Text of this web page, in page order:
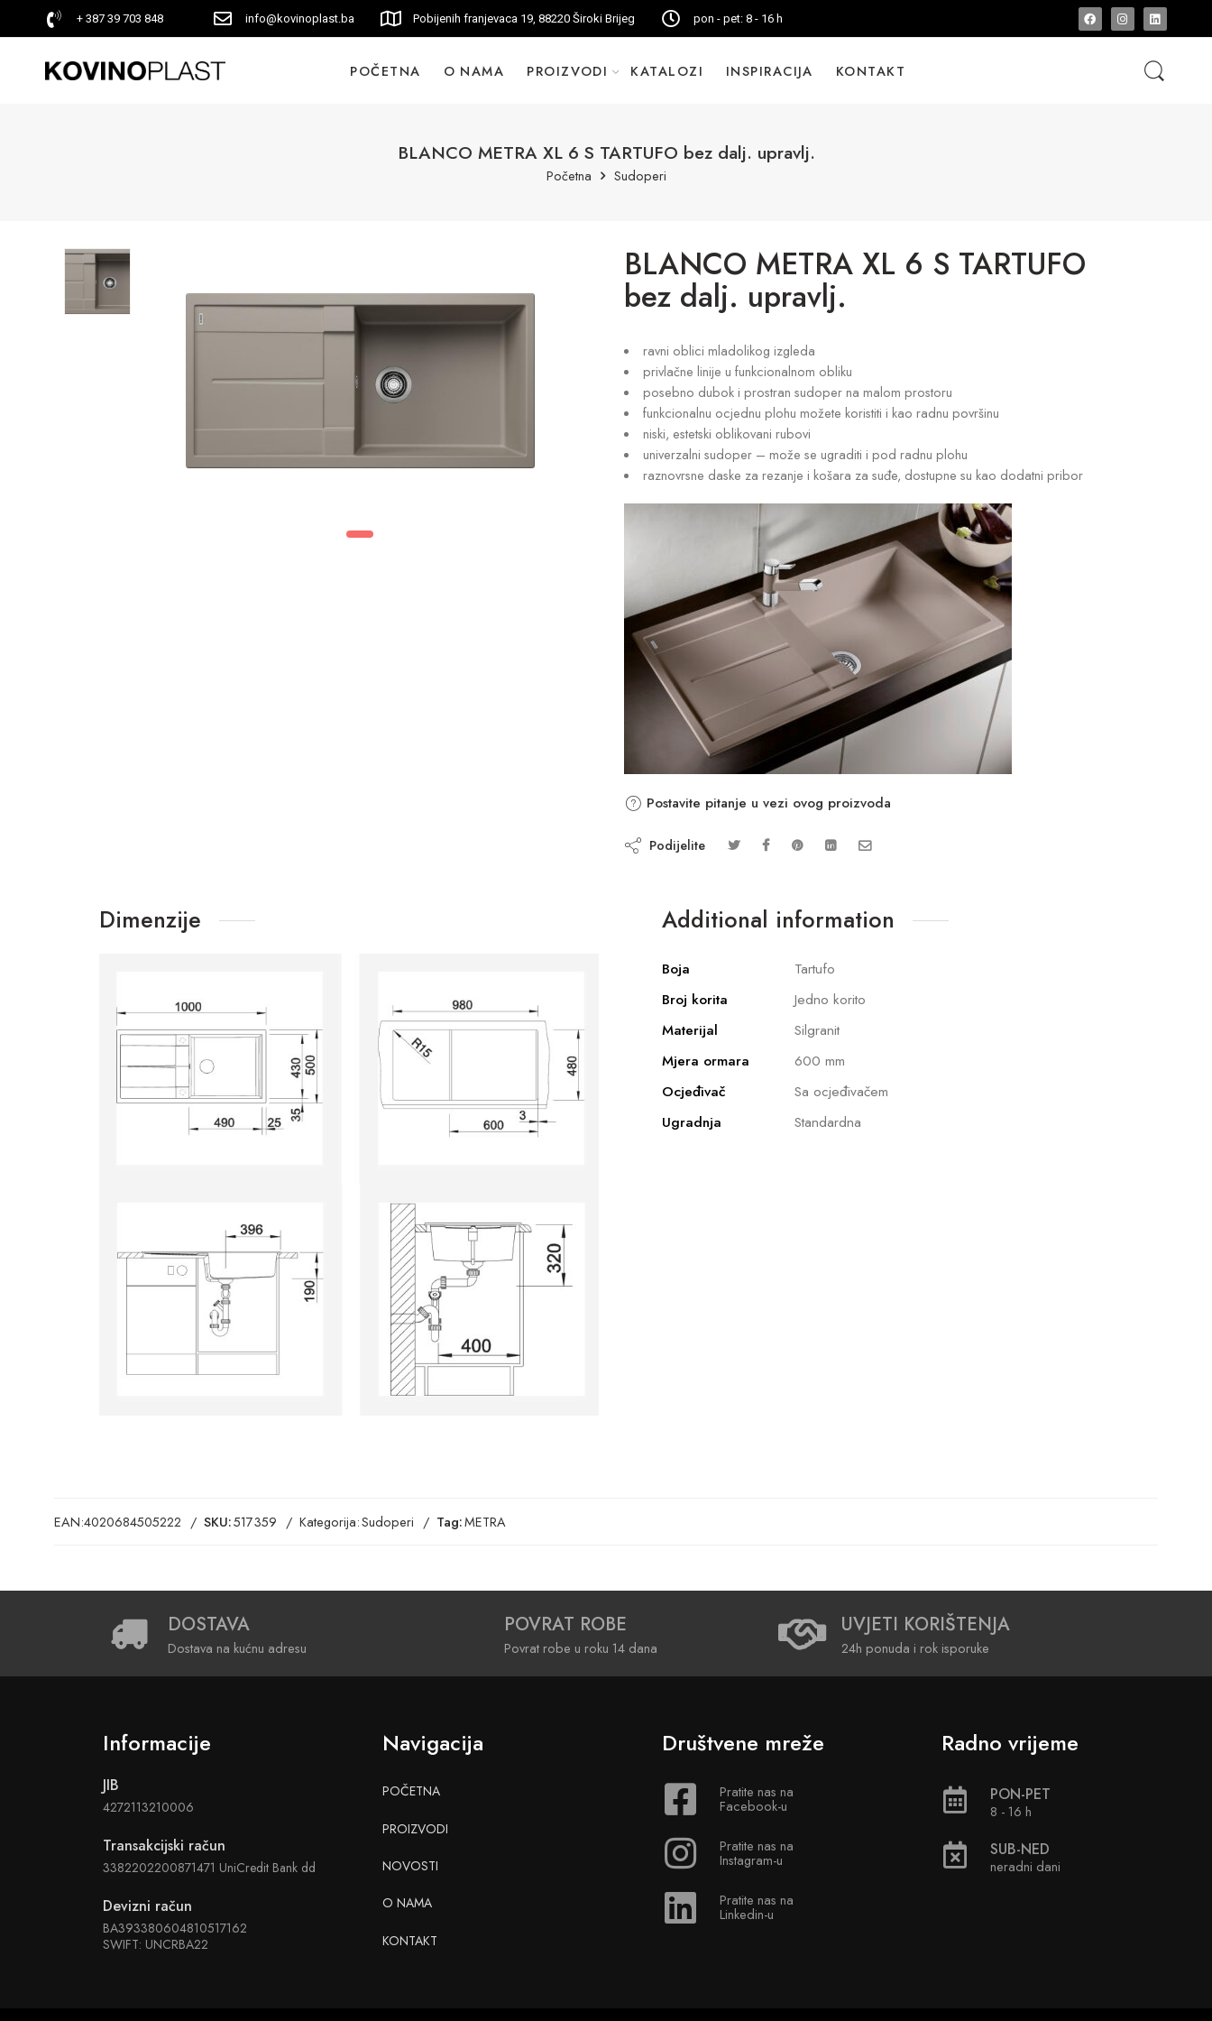
+ 387 39 703 848 info@kovinoplast.ba Pobijenih franjevaca 19, 88220 Široki Brijeg pon - pet: 8 - 16 h
POČETNA O NAMA PROIZVODI KATALOZI INSPIRACIJA KONTAKT
BLANCO METRA XL 6 S TARTUFO bez dalj. upravlj.
Početna Sudoperi
BLANCO METRA XL 6 S TARTUFO
bez dalj. upravlj.
ravni oblici mladolikog izgleda
privlačne linije u funkcionalnom obliku
posebno dubok i prostran sudoper na malom prostoru
funkcionalnu ocjednu plohu možete koristiti i kao radnu površinu
niski, estetski oblikovani rubovi
univerzalni sudoper – može se ugraditi i pod radnu plohu
raznovrsne daske za rezanje i košara za suđe, dostupne su kao dodatni pribor
Postavite pitanje u vezi ovog proizvoda
Podijelite
Dimenzije Additional information
Boja
Tartufo
Broj korita
Jedno korito
Materijal
Silgranit
Mjera ormara
600 mm
Ocjeđivač
Sa ocjeđivačem
Ugradnja
Standardna
EAN:4020684505222 SKU:517359 Kategorija:Sudoperi Tag:METRA
DOSTAVA
Dostava na kućnu adresu
POVRAT ROBE
Povrat robe u roku 14 dana
UVJETI KORIŠTENJA
24h ponuda i rok isporuke
Informacije
JIB
4272113210006
Transakcijski račun
3382202200871471 UniCredit Bank dd
Devizni račun
BA393380604810517162
SWIFT: UNCRBA22
Navigacija
POČETNA
PROIZVODI
NOVOSTI
O NAMA
KONTAKT
Društvene mreže
Pratite nas na
Facebook-u
Pratite nas na
Instagram-u
Pratite nas na
Linkedin-u
Radno vrijeme
PON-PET
8 - 16 h
SUB-NED
neradni dani